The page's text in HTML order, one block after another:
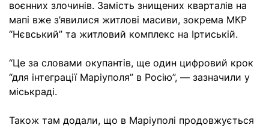
воєнних злочинів. Замість знищених кварталів на
мапі вже з’явилися житлові масиви, зокрема МКР
“Нєвський” та житловий комплекс на Іртиській.
“Це за словами окупантів, ще один цифровий крок
“для інтеграції Маріуполя” в Росію”, — зазначили у
міськраді.
Також там додали, що в Маріуполі продовжується